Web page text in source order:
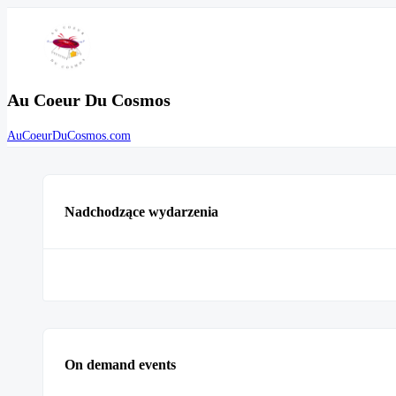
Au Coeur Du Cosmos
AuCoeurDuCosmos.com
Nadchodzące wydarzenia
On demand events